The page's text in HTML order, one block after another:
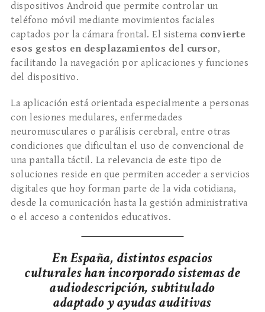
dispositivos Android que permite controlar un
teléfono móvil mediante movimientos faciales
captados por la cámara frontal. El sistema convierte
esos gestos en desplazamientos del cursor,
facilitando la navegación por aplicaciones y funciones
del dispositivo.
La aplicación está orientada especialmente a personas
con lesiones medulares, enfermedades
neuromusculares o parálisis cerebral, entre otras
condiciones que dificultan el uso de convencional de
una pantalla táctil. La relevancia de este tipo de
soluciones reside en que permiten acceder a servicios
digitales que hoy forman parte de la vida cotidiana,
desde la comunicación hasta la gestión administrativa
o el acceso a contenidos educativos.
En España, distintos espacios
culturales han incorporado sistemas de
audiodescripción, subtitulado
adaptado y ayudas auditivas